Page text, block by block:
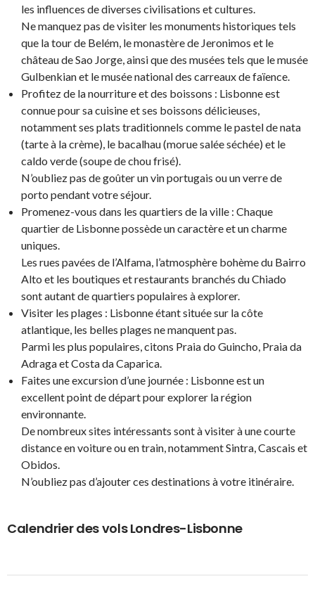
les influences de diverses civilisations et cultures.
Ne manquez pas de visiter les monuments historiques tels
que la tour de Belém, le monastère de Jeronimos et le
château de Sao Jorge, ainsi que des musées tels que le musée
Gulbenkian et le musée national des carreaux de faïence.
Profitez de la nourriture et des boissons : Lisbonne est
connue pour sa cuisine et ses boissons délicieuses,
notamment ses plats traditionnels comme le pastel de nata
(tarte à la crème), le bacalhau (morue salée séchée) et le
caldo verde (soupe de chou frisé).
N’oubliez pas de goûter un vin portugais ou un verre de
porto pendant votre séjour.
Promenez-vous dans les quartiers de la ville : Chaque
quartier de Lisbonne possède un caractère et un charme
uniques.
Les rues pavées de l’Alfama, l’atmosphère bohème du Bairro
Alto et les boutiques et restaurants branchés du Chiado
sont autant de quartiers populaires à explorer.
Visiter les plages : Lisbonne étant située sur la côte
atlantique, les belles plages ne manquent pas.
Parmi les plus populaires, citons Praia do Guincho, Praia da
Adraga et Costa da Caparica.
Faites une excursion d’une journée : Lisbonne est un
excellent point de départ pour explorer la région
environnante.
De nombreux sites intéressants sont à visiter à une courte
distance en voiture ou en train, notamment Sintra, Cascais et
Obidos.
N’oubliez pas d’ajouter ces destinations à votre itinéraire.
Calendrier des vols Londres-Lisbonne